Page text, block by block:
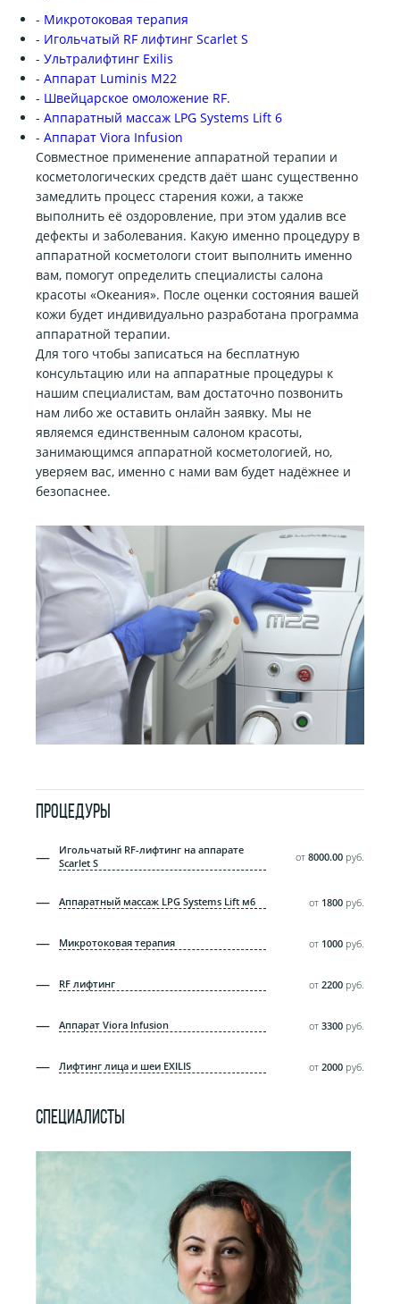
- Микротоковая терапия
- Игольчатый RF лифтинг Scarlet S
- Ультралифтинг Exilis
- Аппарат Luminis M22
- Швейцарское омоложение RF.
- Аппаратный массаж LPG Systems Lift 6
- Аппарат Viora Infusion
Совместное применение аппаратной терапии и
косметологических средств даёт шанс существенно
замедлить процесс старения кожи, а также
выполнить её оздоровление, при этом удалив все
дефекты и заболевания. Какую именно процедуру в
аппаратной косметологи стоит выполнить именно
вам, помогут определить специалисты салона
красоты «Океания». После оценки состояния вашей
кожи будет индивидуально разработана программа
аппаратной терапии.
Для того чтобы записаться на бесплатную
консультацию или на аппаратные процедуры к
нашим специалистам, вам достаточно позвонить
нам либо же оставить онлайн заявку. Мы не
являемся единственным салоном красоты,
занимающимся аппаратной косметологией, но,
уверяем вас, именно с нами вам будет надёжнее и
безопаснее.
ПРОЦЕДУРЫ
Игольчатый RF-лифтинг на аппарате
Scarlet S
от 8000.00руб.
Аппаратный массаж LPG Systems Lift м6 от 1800руб.
Микротоковая терапия от 1000руб.
RF лифтинг от 2200руб.
Аппарат Viora Infusion от 3300руб.
Лифтинг лица и шеи EXILIS от 2000руб.
СПЕЦИАЛИСТЫ